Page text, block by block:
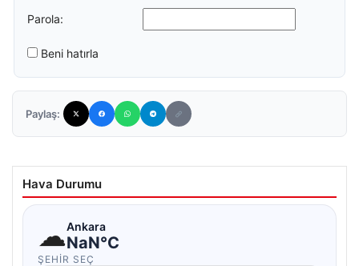
Parola:
Beni hatırla
Paylaş:
Hava Durumu
☁Ankara
NaN°C
ŞEHIR SEÇ